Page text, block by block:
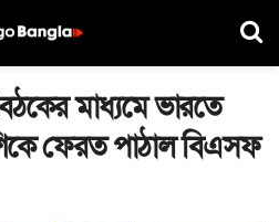
মাধ্যমে ভারতে
ফেরত পাঠাল বিএসফ